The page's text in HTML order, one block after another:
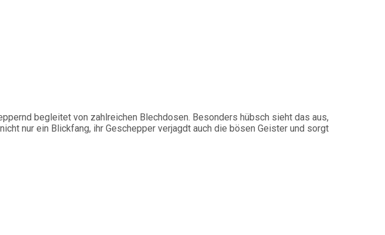
begleitet von zahlreichen Blechdosen. Besonders hübsch sieht das aus,
nur ein Blickfang, ihr Geschepper verjagdt auch die bösen Geister und sorgt